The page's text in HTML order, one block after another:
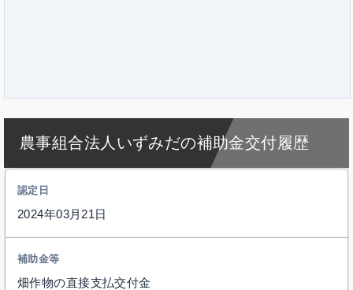
農事組合法人いずみだの補助金交付履歴
2024年03月21日
畑作物の直接支払交付金